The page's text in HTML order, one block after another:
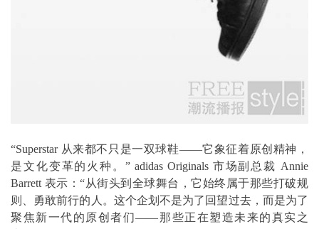
“Superstar 从来都不只是一双球鞋——它象征着原创精神，
是文化变革的火种。” adidas Originals 市场副总裁 Annie
Barrett 表示：“从街头到全球舞台，它始终属于那些打破规
则、勇敢前行的人。这个企划不是为了回望过去，而是为了
聚焦新一代的原创者们——那些正在塑造未来的真实之